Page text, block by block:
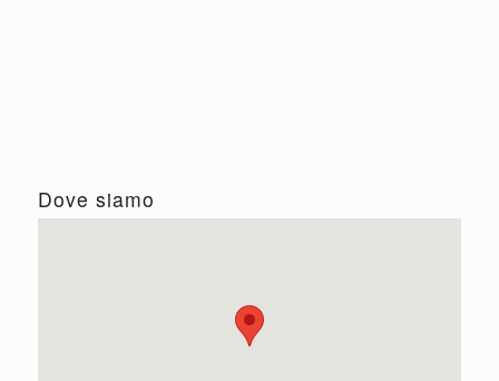
Dove siamo